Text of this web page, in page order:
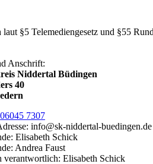
laut §5 Telemediengesetz und §55
Anschrift:
Niddertal Büdingen
40
06045 7307
info@sk-niddertal-buedingen.de
Elisabeth Schick
Andrea Faust
verantwortlich: Elisabeth Schick